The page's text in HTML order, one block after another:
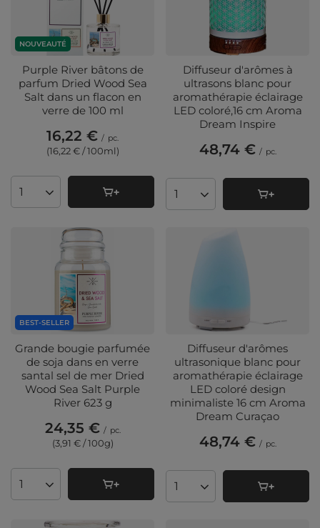
NOUVEAUTÉ
Purple River bâtons de
parfum Dried Wood Sea
Salt dans un flacon en
verre de 100 ml
16,22 € / pc.
(16,22 € / 100ml)
Quantité de produits
Diffuseur d'arômes à
ultrasons blanc pour
aromathérapie éclairage
LED coloré,16 cm Aroma
Dream Inspire
48,74 € / pc.
Quantité de produits
BEST-SELLER
Grande bougie parfumée
de soja dans en verre
santal sel de mer Dried
Wood Sea Salt Purple
River 623 g
24,35 € / pc.
(3,91 € / 100g)
Quantité de produits
Diffuseur d'arômes
ultrasonique blanc pour
aromathérapie éclairage
LED coloré design
minimaliste 16 cm Aroma
Dream Curaçao
48,74 € / pc.
Quantité de produits